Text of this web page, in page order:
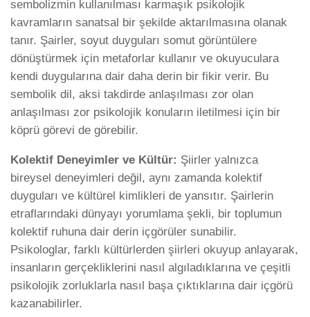
sembolizmin kullanılması karmaşık psikolojik
kavramların sanatsal bir şekilde aktarılmasına olanak
tanır. Şairler, soyut duyguları somut görüntülere
dönüştürmek için metaforlar kullanır ve okuyuculara
kendi duygularına dair daha derin bir fikir verir. Bu
sembolik dil, aksi takdirde anlaşılması zor olan
anlaşılması zor psikolojik konuların iletilmesi için bir
köprü görevi de görebilir.
Kolektif Deneyimler ve Kültür: Şiirler yalnızca
bireysel deneyimleri değil, aynı zamanda kolektif
duyguları ve kültürel kimlikleri de yansıtır. Şairlerin
etraflarındaki dünyayı yorumlama şekli, bir toplumun
kolektif ruhuna dair derin içgörüler sunabilir.
Psikologlar, farklı kültürlerden şiirleri okuyup anlayarak,
insanların gerçekliklerini nasıl algıladıklarına ve çeşitli
psikolojik zorluklarla nasıl başa çıktıklarına dair içgörü
kazanabilirler.